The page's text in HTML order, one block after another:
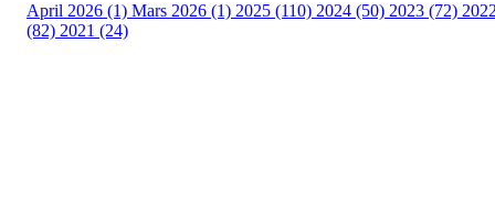
April 2026 (1) Mars 2026 (1) 2025 (110) 2024 (50) 2023 (72)
(82) 2021 (24)